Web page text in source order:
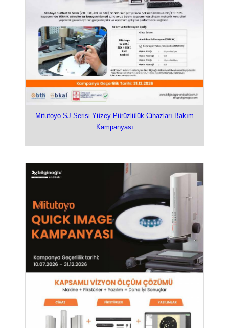
Mitutoyo SJ Serisi Yüzey Pürüzlülük Cihazları Bakım
Kampanyası